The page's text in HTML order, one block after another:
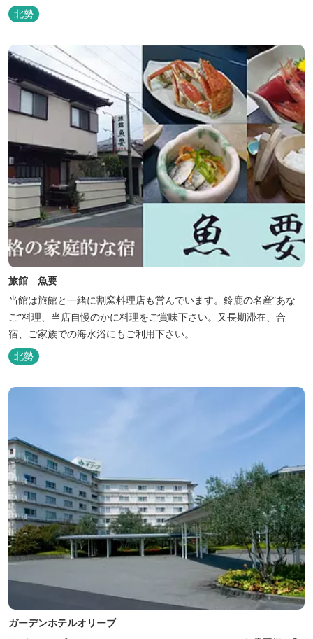
北勢
旅館 魚要
当館は旅館と一緒に割窯料理店も営んでいます。鈴鹿の名産”あな
ご”料理、当店自慢のかに料理をご賞味下さい。又長期滞在、合
宿、ご家族での海水浴にもご利用下さい。
北勢
ガーデンホテルオリーブ